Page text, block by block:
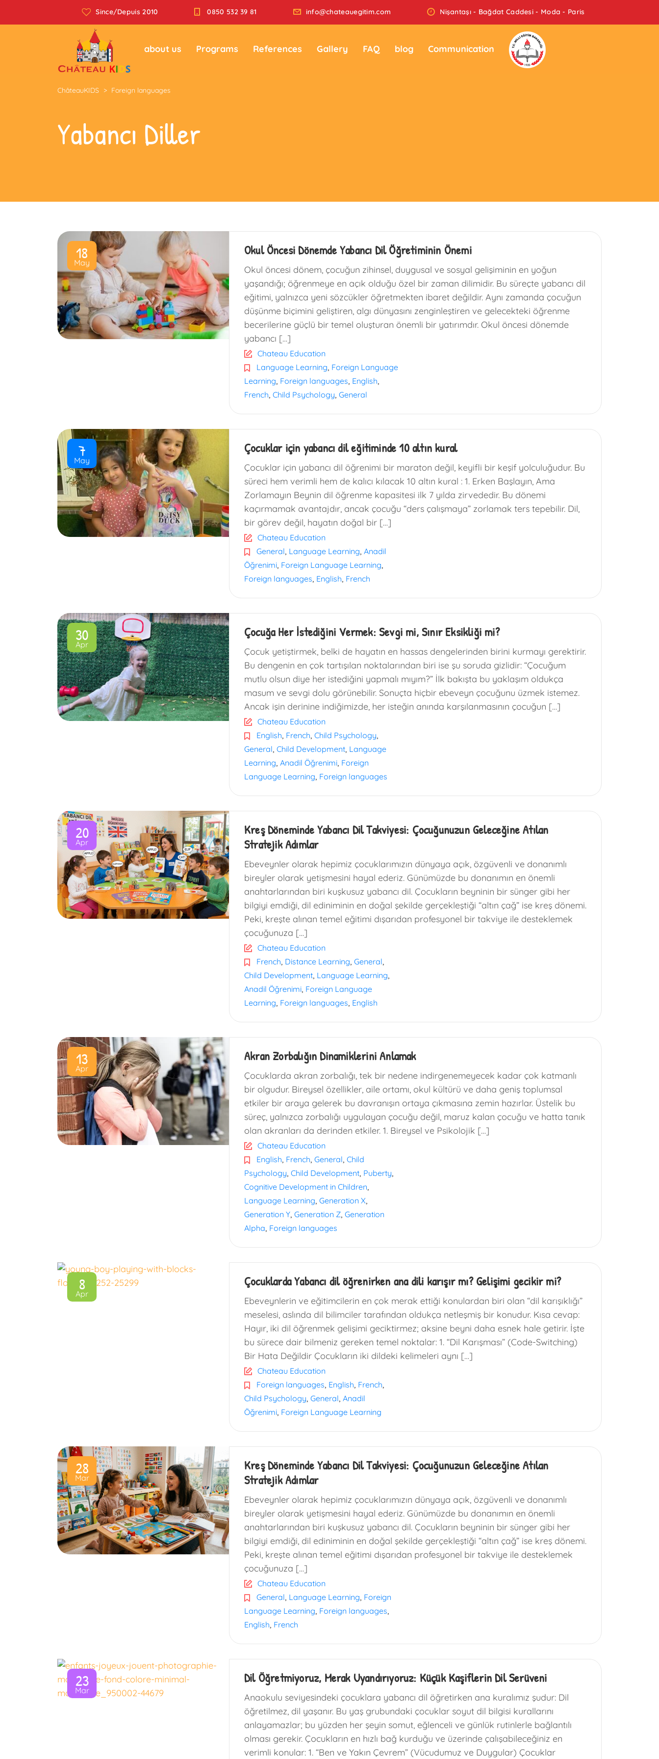
Since/Depuis 2010 0850 532 39 81 info@chateauegitim.com Nişantaşı - Bağdat Caddesi - Moda - Paris
about us Programs References Gallery FAQ blog Communication
ChâteauKIDS > Foreign languages
Yabancı Diller
18
May
Okul Öncesi Dönemde Yabancı Dil Öğretiminin Önemi
Okul öncesi dönem, çocuğun zihinsel, duygusal ve sosyal gelişiminin en yoğun
yaşandığı; öğrenmeye en açık olduğu özel bir zaman dilimidir. Bu süreçte yabancı dil
eğitimi, yalnızca yeni sözcükler öğretmekten ibaret değildir. Aynı zamanda çocuğun
düşünme biçimini geliştiren, algı dünyasını zenginleştiren ve gelecekteki öğrenme
becerilerine güçlü bir temel oluşturan önemli bir yatırımdır. Okul öncesi dönemde
yabancı […]
Chateau Education
Language Learning, Foreign Language
Learning, Foreign languages, English,
French, Child Psychology, General
7
May
Çocuklar için yabancı dil eğitiminde 10 altın kural
Çocuklar için yabancı dil öğrenimi bir maraton değil, keyifli bir keşif yolculuğudur. Bu
süreci hem verimli hem de kalıcı kılacak 10 altın kural : 1. Erken Başlayın, Ama
Zorlamayın Beynin dil öğrenme kapasitesi ilk 7 yılda zirvededir. Bu dönemi
kaçırmamak avantajdır, ancak çocuğu “ders çalışmaya” zorlamak ters tepebilir. Dil,
bir görev değil, hayatın doğal bir […]
Chateau Education
General, Language Learning, Anadil
Öğrenimi, Foreign Language Learning,
Foreign languages, English, French
30
Apr
Çocuğa Her İstediğini Vermek: Sevgi mi, Sınır Eksikliği mi?
Çocuk yetiştirmek, belki de hayatın en hassas dengelerinden birini kurmayı gerektirir.
Bu dengenin en çok tartışılan noktalarından biri ise şu soruda gizlidir: “Çocuğum
mutlu olsun diye her istediğini yapmalı mıyım?” İlk bakışta bu yaklaşım oldukça
masum ve sevgi dolu görünebilir. Sonuçta hiçbir ebeveyn çocuğunu üzmek istemez.
Ancak işin derinine indiğimizde, her isteğin anında karşılanmasının çocuğun […]
Chateau Education
English, French, Child Psychology,
General, Child Development, Language
Learning, Anadil Öğrenimi, Foreign
Language Learning, Foreign languages
20
Apr
Kreş Döneminde Yabancı Dil Takviyesi: Çocuğunuzun Geleceğine Atılan
Stratejik Adımlar
Ebeveynler olarak hepimiz çocuklarımızın dünyaya açık, özgüvenli ve donanımlı
bireyler olarak yetişmesini hayal ederiz. Günümüzde bu donanımın en önemli
anahtarlarından biri kuşkusuz yabancı dil. Çocukların beyninin bir sünger gibi her
bilgiyi emdiği, dil ediniminin en doğal şekilde gerçekleştiği “altın çağ” ise kreş dönemi.
Peki, kreşte alınan temel eğitimi dışarıdan profesyonel bir takviye ile desteklemek
çocuğunuza […]
Chateau Education
French, Distance Learning, General,
Child Development, Language Learning,
Anadil Öğrenimi, Foreign Language
Learning, Foreign languages, English
13
Apr
Akran Zorbalığın Dinamiklerini Anlamak
Çocuklarda akran zorbalığı, tek bir nedene indirgenemeyecek kadar çok katmanlı
bir olgudur. Bireysel özellikler, aile ortamı, okul kültürü ve daha geniş toplumsal
etkiler bir araya gelerek bu davranışın ortaya çıkmasına zemin hazırlar. Üstelik bu
süreç, yalnızca zorbalığı uygulayan çocuğu değil, maruz kalan çocuğu ve hatta tanık
olan akranları da derinden etkiler. 1. Bireysel ve Psikolojik […]
Chateau Education
English, French, General, Child
Psychology, Child Development, Puberty,
Cognitive Development in Children,
Language Learning, Generation X,
Generation Y, Generation Z, Generation
Alpha, Foreign languages
8
Apr
Çocuklarda Yabancı dil öğrenirken ana dili karışır mı? Gelişimi gecikir mi?
Ebeveynlerin ve eğitimcilerin en çok merak ettiği konulardan biri olan “dil karışıklığı”
meselesi, aslında dil bilimciler tarafından oldukça netleşmiş bir konudur. Kısa cevap:
Hayır, iki dil öğrenmek gelişimi geciktirmez; aksine beyni daha esnek hale getirir. İşte
bu sürece dair bilmeniz gereken temel noktalar: 1. “Dil Karışması” (Code-Switching)
Bir Hata Değildir Çocukların iki dildeki kelimeleri aynı […]
Chateau Education
Foreign languages, English, French,
Child Psychology, General, Anadil
Öğrenimi, Foreign Language Learning
28
Mar
Kreş Döneminde Yabancı Dil Takviyesi: Çocuğunuzun Geleceğine Atılan
Stratejik Adımlar
Ebeveynler olarak hepimiz çocuklarımızın dünyaya açık, özgüvenli ve donanımlı
bireyler olarak yetişmesini hayal ederiz. Günümüzde bu donanımın en önemli
anahtarlarından biri kuşkusuz yabancı dil. Çocukların beyninin bir sünger gibi her
bilgiyi emdiği, dil ediniminin en doğal şekilde gerçekleştiği “altın çağ” ise kreş dönemi.
Peki, kreşte alınan temel eğitimi dışarıdan profesyonel bir takviye ile desteklemek
çocuğunuza […]
Chateau Education
General, Language Learning, Foreign
Language Learning, Foreign languages,
English, French
23
Mar
Dil Öğretmiyoruz, Merak Uyandırıyoruz: Küçük Kaşiflerin Dil Serüveni
Anaokulu seviyesindeki çocuklara yabancı dil öğretirken ana kuralımız şudur: Dil
öğretilmez, dil yaşanır. Bu yaş grubundaki çocuklar soyut dil bilgisi kurallarını
anlayamazlar; bu yüzden her şeyin somut, eğlenceli ve günlük rutinlerle bağlantılı
olması gerekir. Çocukların en hızlı bağ kurduğu ve üzerinde çalışabileceğiniz en
verimli konular: 1. “Ben ve Yakın Çevrem” (Vücudumuz ve Duygular) Çocuklar